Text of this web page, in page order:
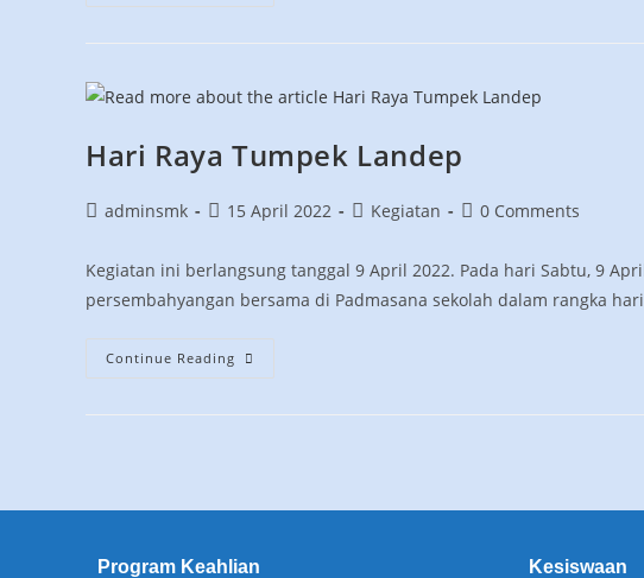
Hari Raya Tumpek Landep
adminsmk 15 April 2022 Kegiatan 0 Comments
Kegiatan ini berlangsung tanggal 9 April 2022. Pada hari Sabtu, 9
persembahyangan bersama di Padmasana sekolah dalam rangka
Continue Reading
Program Keahlian Kesiswaan